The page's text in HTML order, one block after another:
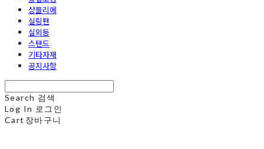
샹들리에
실링팬
실외등
스탠드
기타자재
공지사항
Search 검색
Log In 로그인
Cart 장바구니